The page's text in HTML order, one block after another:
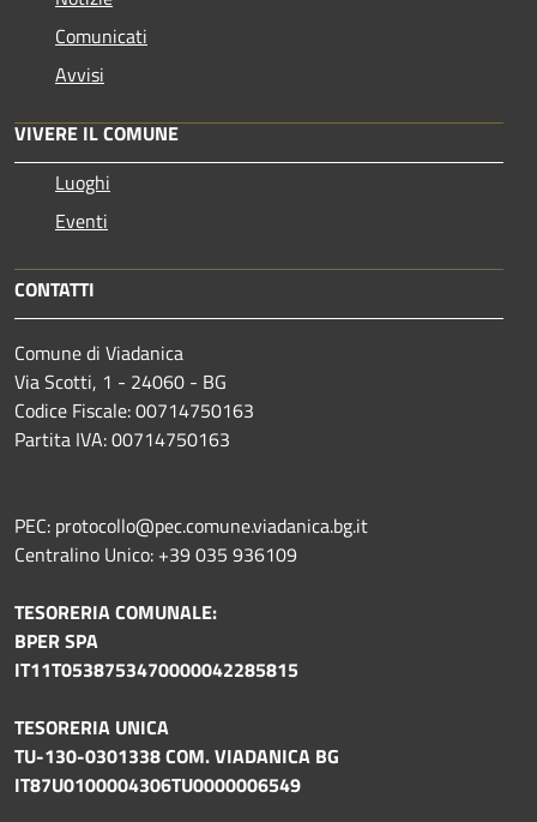
Comunicati
Avvisi
VIVERE IL COMUNE
Luoghi
Eventi
CONTATTI
Comune di Viadanica
Via Scotti, 1 - 24060 - BG
Codice Fiscale: 00714750163
Partita IVA: 00714750163
PEC: protocollo@pec.comune.viadanica.bg.it
Centralino Unico: +39 035 936109
TESORERIA COMUNALE:
BPER SPA
IT11T0538753470000042285815
TESORERIA UNICA
TU-130-0301338 COM. VIADANICA BG
IT87U0100004306TU0000006549